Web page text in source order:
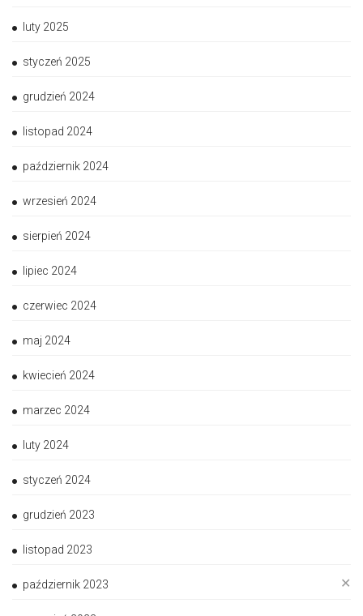
✕
luty 2025
styczeń 2025
grudzień 2024
listopad 2024
październik 2024
wrzesień 2024
sierpień 2024
lipiec 2024
czerwiec 2024
maj 2024
kwiecień 2024
marzec 2024
luty 2024
styczeń 2024
grudzień 2023
listopad 2023
październik 2023